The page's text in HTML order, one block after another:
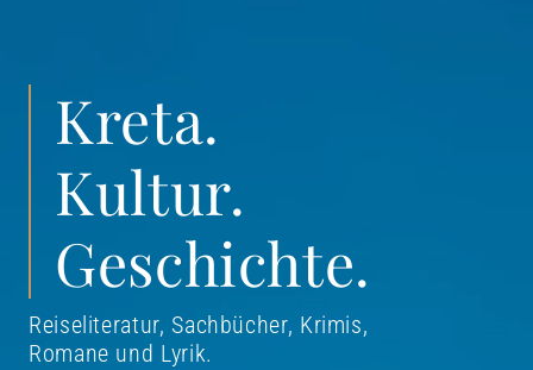
Kreta.
Kultur.
Geschichte.
Reiseliteratur, Sachbücher, Krimis,
Romane und Lyrik.